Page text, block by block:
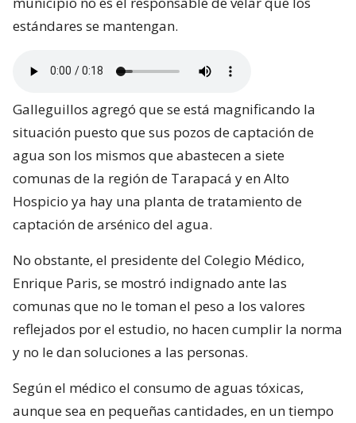
estándares se mantengan.
Galleguillos agregó que se está magnificando la
situación puesto que sus pozos de captación de
agua son los mismos que abastecen a siete
comunas de la región de Tarapacá y en Alto
Hospicio ya hay una planta de tratamiento de
captación de arsénico del agua.
No obstante, el presidente del Colegio Médico,
Enrique Paris, se mostró indignado ante las
comunas que no le toman el peso a los valores
reflejados por el estudio, no hacen cumplir la norma
y no le dan soluciones a las personas.
Según el médico el consumo de aguas tóxicas,
aunque sea en pequeñas cantidades, en un tiempo